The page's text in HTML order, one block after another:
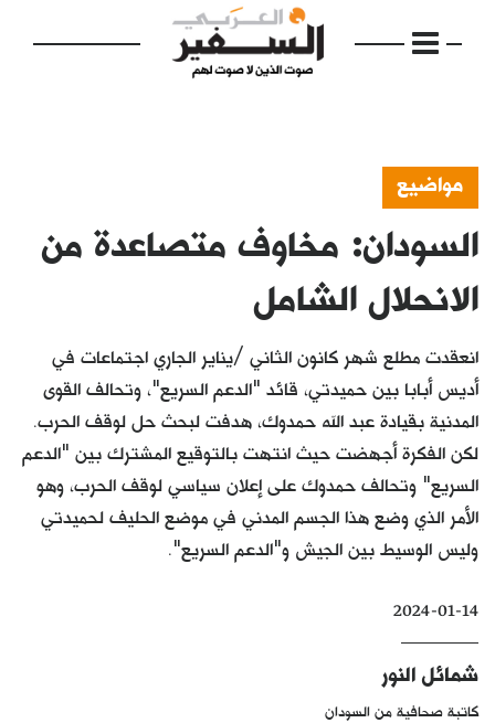
الرئيسية
مواضيع
فكرة
دفاتر
بالصورة
كتّابنا
الأرشيف
مواضيع
السودان: مخاوف متصاعدة من
الانحلال الشامل
انعقدت مطلع شهر كانون الثاني /يناير الجاري اجتماعات في
أديس أبابا بين حميدتي، قائد "الدعم السريع"، وتحالف القوى
المدنية بقيادة عبد الله حمدوك، هدفت لبحث حل لوقف الحرب.
لكن الفكرة أجهضت حيث انتهت بالتوقيع المشترك بين "الدعم
السريع" وتحالف حمدوك على إعلان سياسي لوقف الحرب، وهو
الأمر الذي وضع هذا الجسم المدني في موضع الحليف لحميدتي
وليس الوسيط بين الجيش و"الدعم السريع".
2024-01-14
شمائل النور
كاتبة صحافية من السودان